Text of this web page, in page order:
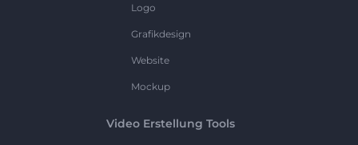
Logo
Grafikdesign
Website
Mockup
Video Erstellung Tools